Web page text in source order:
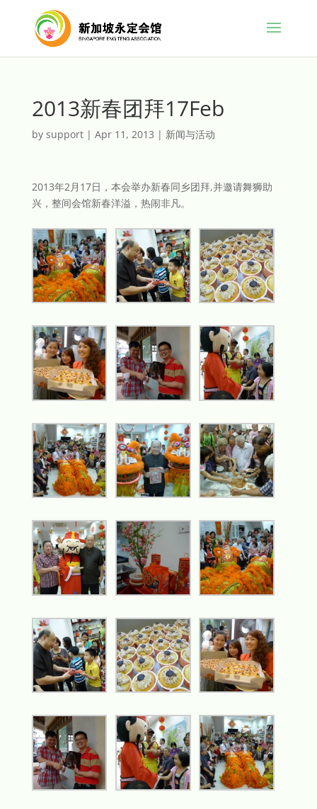
2013新春团拜17Feb
by support| Apr 11, 2013 | 新闻与活动
2013年2月17日，本会举办新春同乡团拜,并邀请舞狮助
兴，整间会馆新春洋溢，热闹非凡。